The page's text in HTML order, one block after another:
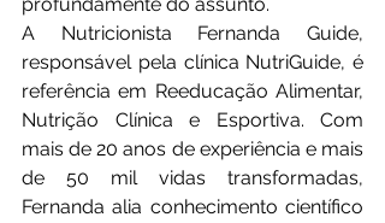
A Nutricionista Fernanda Guide,
responsável pela clínica NutriGuide, é
referência em Reeducação Alimentar,
Nutrição Clínica e Esportiva. Com
mais de 20 anos de experiência e mais
de 50 mil vidas transformadas,
Fernanda alia conhecimento científico